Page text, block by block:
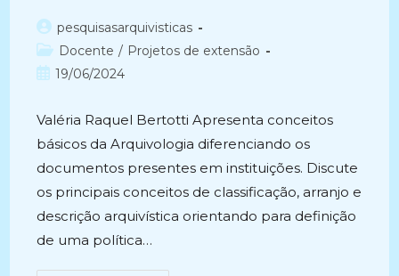
Comarca
Humaitá
(2015-
Autor
do
post:
pesquisasarquivisticas
Categoria
do
Docente / Projetos de extensão
Post19/06/2024
Valéria Raquel Bertotti Apresenta conceitos
básicos da Arquivologia diferenciando os
documentos presentes em instituições. Discute
os principais conceitos de classificação, arranjo e
descrição arquivística orientando para definição
de uma política…